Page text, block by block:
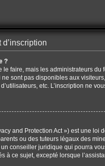
?
le faire, mais les administrateurs
sont pas disponibles aux
etc. L’inscription ne
and Protection Act ») est une
ou des tuteurs légaux des
conseiller juridique qui pourra
à ce sujet, excepté lorsque